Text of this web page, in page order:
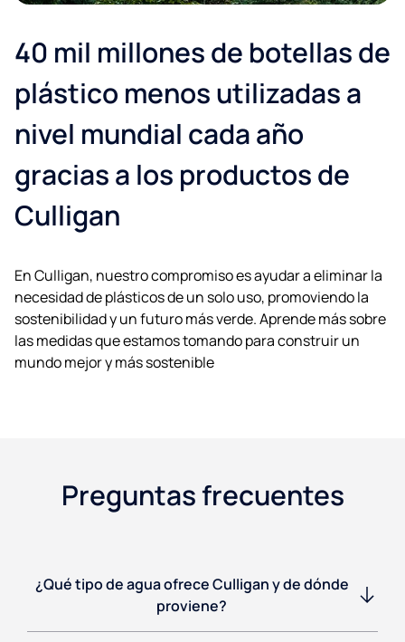
40 mil millones de botellas de
plástico menos utilizadas a
nivel mundial cada año
gracias a los productos de
Culligan
En Culligan, nuestro compromiso es ayudar a eliminar la
necesidad de plásticos de un solo uso, promoviendo la
sostenibilidad y un futuro más verde. Aprende más sobre
las medidas que estamos tomando para construir un
mundo mejor y más sostenible
Preguntas frecuentes
¿Qué tipo de agua ofrece Culligan y de dónde
proviene?